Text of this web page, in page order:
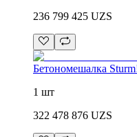
236 799 425 UZS
Бетономешалка
1 шт
322 478 876 UZS